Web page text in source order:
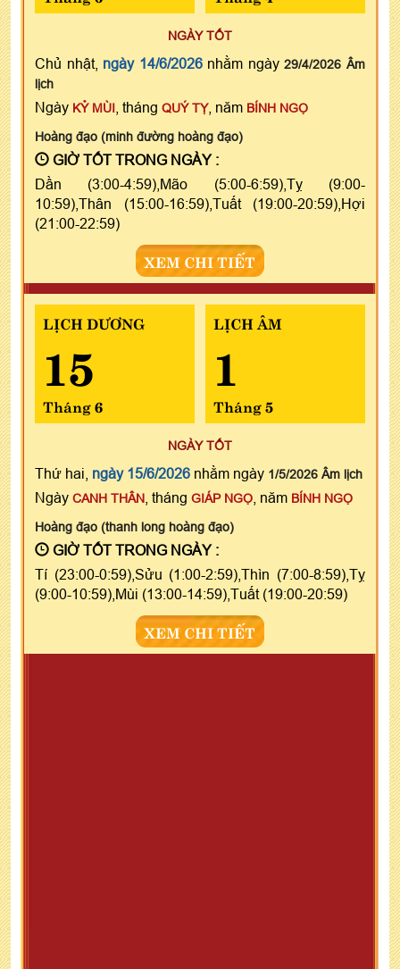
NGÀY TỐT
Chủ nhật, ngày 14/6/2026nhằm ngày29/4/2026 Âm
lịch
Ngày KỶ MÙI , tháng QUÝ TỴ, năm BÍNH NGỌ
Hoàng đạo (minh đường hoàng đạo)
GIỜ TỐT TRONG NGÀY :
Dần (3:00-4:59),Mão (5:00-6:59),Tỵ (9:00-
10:59),Thân (15:00-16:59),Tuất (19:00-20:59),Hợi
(21:00-22:59)
XEM CHI TIẾT
LỊCH DƯƠNG
15
Tháng 6
LỊCH ÂM
1
Tháng 5
NGÀY TỐT
Thứ hai, ngày 15/6/2026 nhằm ngày 1/5/2026 Âm lịch
Ngày CANH THÂN , tháng GIÁP NGỌ , năm BÍNH NGỌ
Hoàng đạo (thanh long hoàng đạo)
GIỜ TỐT TRONG NGÀY :
Tí (23:00-0:59),Sửu (1:00-2:59),Thìn (7:00-8:59),Tỵ
(9:00-10:59),Mùi (13:00-14:59),Tuất (19:00-20:59)
XEM CHI TIẾT